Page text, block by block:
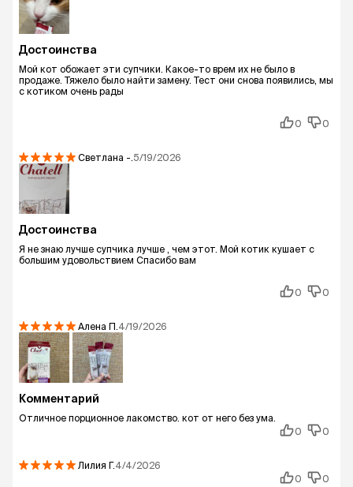
Достоинства
Мой кот обожает эти супчики. Какое-то врем их не было в
продаже. Тяжело было найти замену. Тест они снова появились, мы
с котиком очень рады
0 0
Светлана -. 5/19/2026
Достоинства
Я не знаю лучше супчика лучше , чем этот. Мой котик кушает с
большим удовольствием Спасибо вам
0 0
Алена П. 4/19/2026
Комментарий
Отличное порционное лакомство. кот от него без ума.
0
0
Лилия Г.4/4/2026
0
0